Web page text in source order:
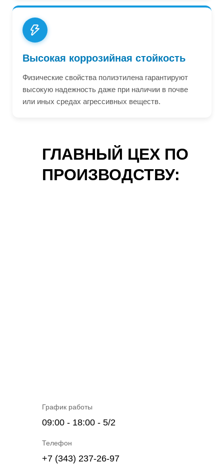
Высокая коррозийная стойкость
Физические свойства полиэтилена гарантируют
высокую надежность даже при наличии в почве
или иных средах агрессивных веществ.
ГЛАВНЫЙ ЦЕХ ПО
ПРОИЗВОДСТВУ:
+7 (343) 237-26-97
Телефон
График работы
09:00 - 18:00 - 5/2